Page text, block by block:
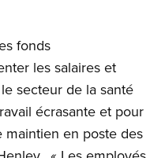
fonds
les salaires et
secteur de la santé
écrasante et pour
en poste des